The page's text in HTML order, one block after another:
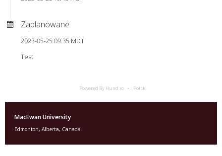
Zaplanowane
2023-05-25 09:35 MDT
Test
Powered By Hund.io Polski
MacEwan University
Edmonton, Alberta, Canada